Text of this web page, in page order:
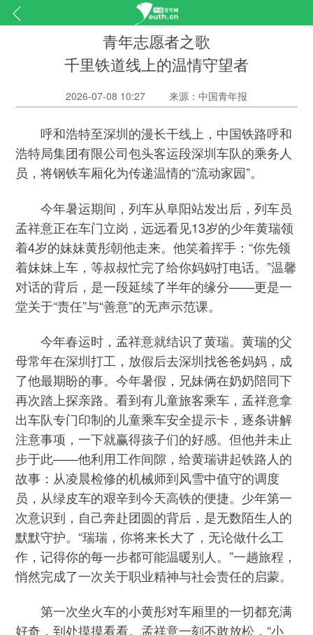
青年志愿者之歌
千里铁道线上的温情守望者
2026-07-08 10:27 来源：中国青年报
呼和浩特至深圳的漫长干线上，中国铁路呼和
浩特局集团有限公司包头客运段深圳车队的乘务人
员，将钢铁车厢化为传递温情的“流动家园”。
今年暑运期间，列车从阜阳站发出后，列车员
孟祥意正在车门立岗，远远看见13岁的少年黄瑞领
着4岁的妹妹黄彤朝他走来。他笑着挥手：“你先领
着妹妹上车，等叔叔忙完了给你妈妈打电话。”温馨
对话的背后，是一段延续了半年的缘分——更是一
堂关于“责任”与“善意”的无声示范课。
今年春运时，孟祥意就结识了黄瑞。黄瑞的父
母常年在深圳打工，放假后去深圳找爸爸妈妈，成
了他最期盼的事。今年暑假，兄妹俩在奶奶陪同下
再次踏上探亲路。看到有儿童旅客乘车，孟祥意拿
出车队专门印制的儿童乘车安全提示卡，逐条讲解
注意事项，一下就赢得孩子们的好感。但他并未止
步于此——他利用工作间隙，给黄瑞讲起铁路人的
故事：从凌晨检修的机械师到风雪中值守的调度
员，从绿皮车的艰辛到今天高铁的便捷。少年第一
次意识到，自己奔赴团圆的背后，是无数陌生人的
默默守护。“瑞瑞，你将来长大了，无论做什么工
作，记得你的每一步都可能温暖别人。”一趟旅程，
悄然完成了一次关于职业精神与社会责任的启蒙。
第一次坐火车的小黄彤对车厢里的一切都充满
好奇，到处摸摸看看。孟祥意一刻不敢放松，“小